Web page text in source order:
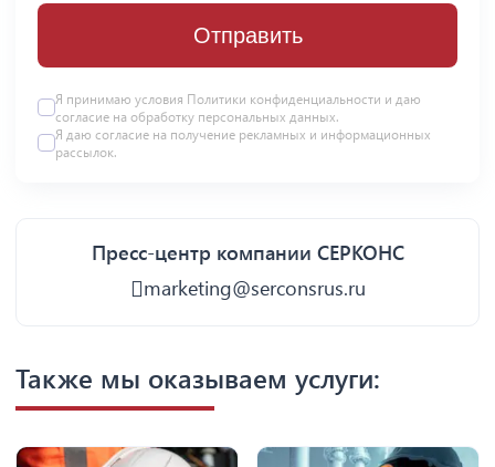
Отправить
Я принимаю условия Политики конфиденциальности и даю
согласие на обработку персональных данных.
Я даю согласие на получение рекламных и информационных
рассылок.
Пресс-центр компании СЕРКОНС
marketing@serconsrus.ru
Также мы оказываем услуги: